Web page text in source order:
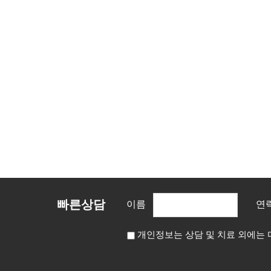
빠른상담 이름 연
개인정보는 상담 및 치료 외에는